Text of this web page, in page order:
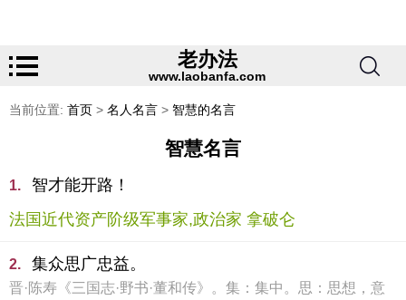
老办法
www.laobanfa.com
当前位置: 首页 > 名人名言 > 智慧的名言
智慧名言
1.
智才能开路！
法国近代资产阶级军事家,政治家 拿破仑
2. 集众思广忠益。
晋·陈寿《三国志·野书·董和传》。集：集中。思：思想，意